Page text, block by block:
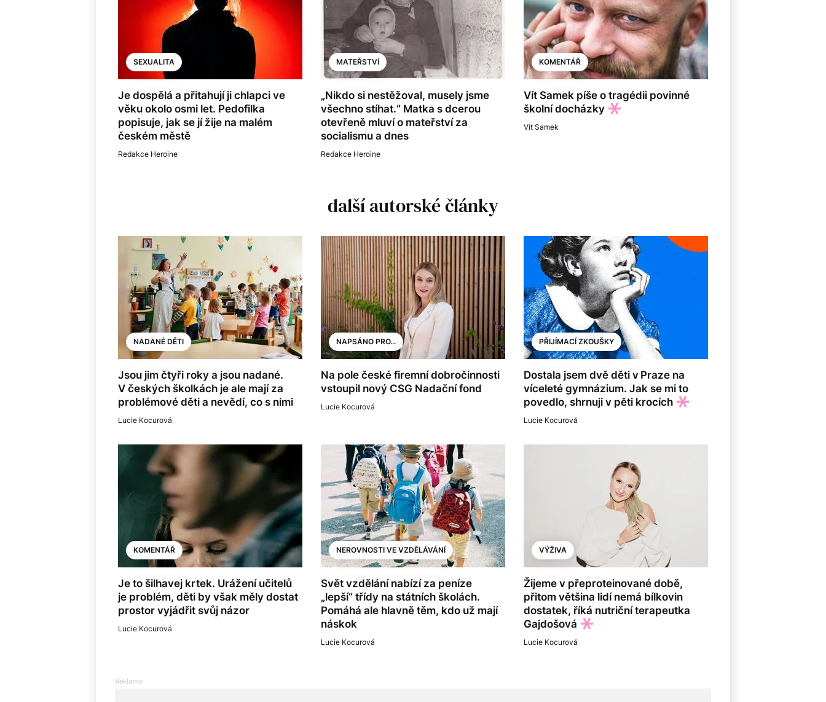
SEXUALITA
Je dospělá a přitahují ji chlapci ve
věku okolo osmi let. Pedofilka
popisuje, jak se jí žije na malém
českém městě
Redakce Heroine
MATEŘSTVÍ
„Nikdo si nestěžoval, musely jsme
všechno stíhat.“ Matka s dcerou
otevřeně mluví o mateřství za
socialismu a dnes
Redakce Heroine
KOMENTÁŘ
Vít Samek píše o tragédii povinné
školní docházky
Vít Samek
další autorské články
NADANÉ DĚTI
Jsou jim čtyři roky a jsou nadané.
V českých školkách je ale mají za
problémové děti a nevědí, co s nimi
Lucie Kocurová
NAPSÁNO PRO...
Na pole české firemní dobročinnosti
vstoupil nový CSG Nadační fond
Lucie Kocurová
PŘIJÍMACÍ ZKOUŠKY
Dostala jsem dvě děti v Praze na
víceleté gymnázium. Jak se mi to
povedlo, shrnuji v pěti krocích
Lucie Kocurová
KOMENTÁŘ
Je to šilhavej krtek. Urážení učitelů
je problém, děti by však měly dostat
prostor vyjádřit svůj názor
Lucie Kocurová
NEROVNOSTI VE VZDĚLÁVÁNÍ
Svět vzdělání nabízí za peníze
„lepší“ třídy na státních školách.
Pomáhá ale hlavně těm, kdo už mají
náskok
Lucie Kocurová
VÝŽIVA
Žijeme v přeproteinované době,
přitom většina lidí nemá bílkovin
dostatek, říká nutriční terapeutka
Gajdošová
Lucie Kocurová